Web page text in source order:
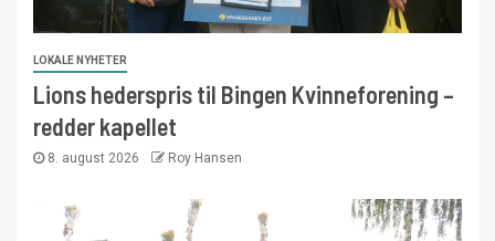
LOKALE NYHETER
Lions hederspris til Bingen Kvinneforening –
redder kapellet
8. august 2026 Roy Hansen